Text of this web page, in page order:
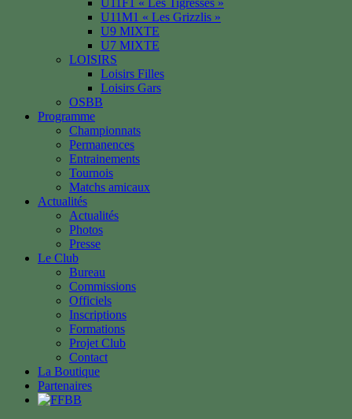
U11F1 « Les Tigresses »
U11M1 « Les Grizzlis »
U9 MIXTE
U7 MIXTE
LOISIRS
Loisirs Filles
Loisirs Gars
OSBB
Programme
Championnats
Permanences
Entrainements
Tournois
Matchs amicaux
Actualités
Actualités
Photos
Presse
Le Club
Bureau
Commissions
Officiels
Inscriptions
Formations
Projet Club
Contact
La Boutique
Partenaires